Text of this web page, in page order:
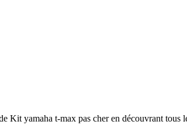
Kit yamaha t-max pas cher en découvrant